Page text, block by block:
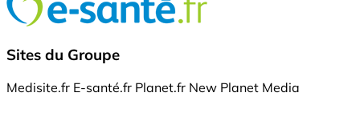
Sites du Groupe
Medisite.fr E-santé.fr Planet.fr New Planet Media